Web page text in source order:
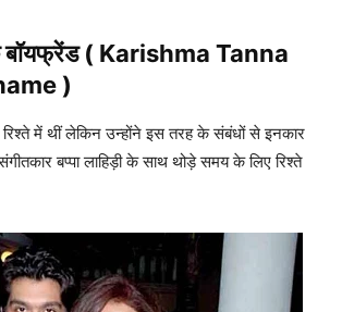
( Karishma Tanna
)
में थीं लेकिन उन्होंने इस तरह के संबंधों से इनकार
बप्पा लाहिड़ी के साथ थोड़े समय के लिए रिश्ते